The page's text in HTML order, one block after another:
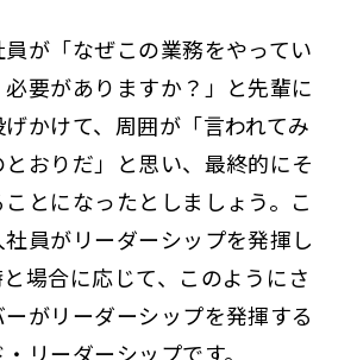
が「なぜこの業務をやってい
要がありますか？」と先輩に
かけて、周囲が「言われてみ
おりだ」と思い、最終的にそ
とになったとしましょう。こ
員がリーダーシップを発揮し
場合に応じて、このようにさ
がリーダーシップを発揮する
リーダーシップです。